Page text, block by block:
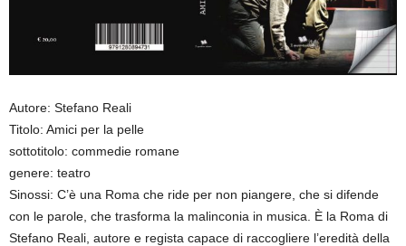
Autore: Stefano Reali
Titolo: Amici per la pelle
sottotitolo: commedie romane
genere: teatro
Sinossi: C’è una Roma che ride per non piangere, che si difende
con le parole, che trasforma la malinconia in musica. È la Roma di
Stefano Reali, autore e regista capace di raccogliere l’eredità della